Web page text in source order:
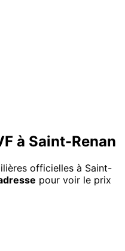
à Saint-Renan
officielles à Saint-
pour voir le prix